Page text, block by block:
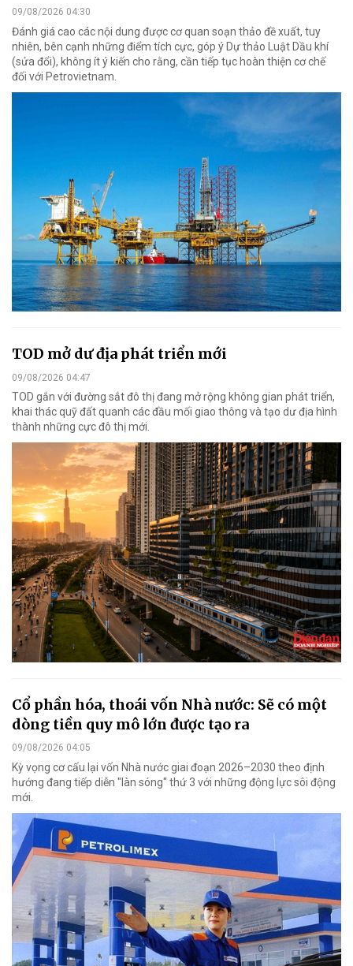
09/08/2026 04:30
Đánh giá cao các nội dung được cơ quan soạn thảo đề xuất, tuy
nhiên, bên cạnh những điểm tích cực, góp ý Dự thảo Luật Dầu khí
(sửa đổi), không ít ý kiến cho rằng, cần tiếp tục hoàn thiện cơ chế
đối với Petrovietnam.
TOD mở dư địa phát triển mới
09/08/2026 04:47
TOD gắn với đường sắt đô thị đang mở rộng không gian phát triển,
khai thác quỹ đất quanh các đầu mối giao thông và tạo dư địa hình
thành những cực đô thị mới.
Cổ phần hóa, thoái vốn Nhà nước: Sẽ có một
dòng tiền quy mô lớn được tạo ra
09/08/2026 04:05
Kỳ vọng cơ cấu lại vốn Nhà nước giai đoạn 2026–2030 theo định
hướng đang tiếp diễn "làn sóng" thứ 3 với những động lực sôi động
mới.